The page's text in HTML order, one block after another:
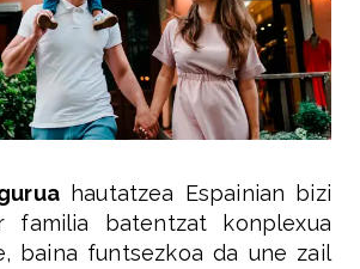
hautatzea Espainian bizi
familia batentzat konplexua
baina funtsezkoa da une zail